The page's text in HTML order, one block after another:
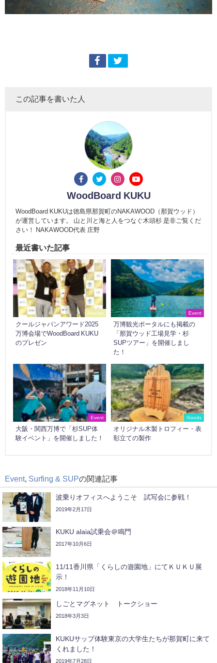
この記事を書いた人
WoodBoard KUKU
WoodBoard KUKUは徳島県那賀町のNAKAWOOD（那賀ウッド）
が運営しています。 山と川と海と人をつなぐ木頭杉 是非ご覧くだ
さい！ NAKAWOOD代表 庄野
最近書いた記事
Awards
クールジャパンアワード2025
万博会場でWoodBoard KUKU
のプレゼン
Event
万博観光ポータルにも掲載の
「那賀ウッド工場見学・杉
SUPツアー」を開催しまし
た！
Event
大阪・関西万博で「杉SUP体
験イベント」を開催しました！
Goods
オリジナル木製トロフィー・表
彰立ての製作
Event, Surfing & SUPの関連記事
波乗りオフィスへようこそ 試写会に参戦！
2019年2月17日
KUKU alaia試乗会＠鳴門
2017年10月6日
11/11香川県「くらしの遊園地」にてＫＵＫＵ展
示！
2018年11月10日
しごとマグネット トークショー
2018年3月3日
KUKUサップ体験東京の大学生たちが那賀町に来て
くれました！
2019年7月28日